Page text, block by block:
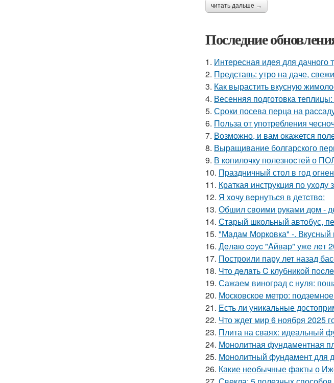
читать дальше →
Последние
1. Интересная идея для дачного
2. Представь: утро на даче,
3. Как вырастить вкусную
4. Весенняя подготовка
5. Сроки посева перца на
6. Польза от употребления
7. Возможно, и вам окажется
8. Выращивание болгарского
9. В копилочку полезностей о
10. Праздничный стол в год
11. Краткая инструкция по
12. Я xoчу вepнутьcя в дeтcтвo:
13. Обшил своими руками дом -
14. Старый школьный автобус,
15. "Мадам Морковка" -. Вкусный
16. Дeлaю coуc "Aйвap" ужe лeт
17. Построили пару лет назад
18. Чтo дeлaть C клубникoй
19. Сажаем виноград с нуля:
20. Московское метро:
21. Есть ли уникальные
22. Что ждет мир 6 ноября 2025
23. Плита на сваях: идеальный
24. Монолитная фундаментная
25. Монолитный фундамент для
26. Какие необычные факты о